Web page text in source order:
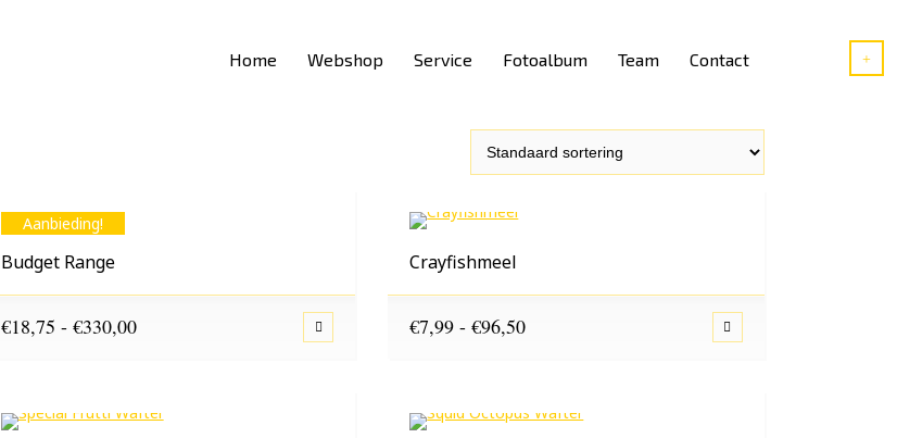
Home Webshop Service Fotoalbum Team Contact
Aanbieding!
Budget Range
€18,75 - €330,00Prijsklasse:
€330,00
Crayfishmeel
€7,99 - €96,50Prijsklasse:
€96,50